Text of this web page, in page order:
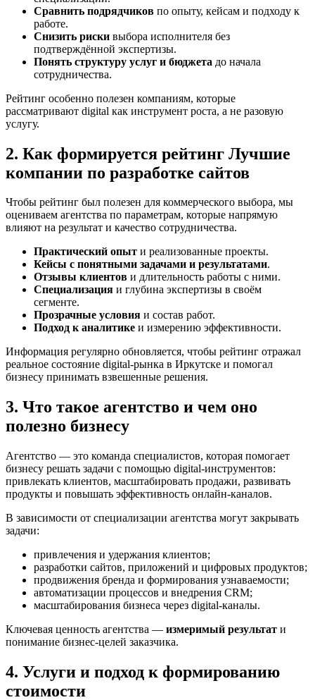
Сравнить подрядчиков по опыту, кейсам и подходу к
работе.
Снизить риски выбора исполнителя без
подтверждённой экспертизы.
Понять структуру услуг и бюджета до начала
сотрудничества.
Рейтинг особенно полезен компаниям, которые
рассматривают digital как инструмент роста, а не разовую
услугу.
2. Как формируется рейтинг Лучшие
компании по разработке сайтов
Чтобы рейтинг был полезен для коммерческого выбора, мы
оцениваем агентства по параметрам, которые напрямую
влияют на результат и качество сотрудничества.
Практический опыт и реализованные проекты.
Кейсы с понятными задачами и результатами.
Отзывы клиентов и длительность работы с ними.
Специализация и глубина экспертизы в своём
сегменте.
Прозрачные условия и состав работ.
Подход к аналитике и измерению эффективности.
Информация регулярно обновляется, чтобы рейтинг отражал
реальное состояние digital-рынка в Иркутске и помогал
бизнесу принимать взвешенные решения.
3. Что такое агентство и чем оно
полезно бизнесу
Агентство — это команда специалистов, которая помогает
бизнесу решать задачи с помощью digital-инструментов:
привлекать клиентов, масштабировать продажи, развивать
продукты и повышать эффективность онлайн-каналов.
В зависимости от специализации агентства могут закрывать
задачи:
привлечения и удержания клиентов;
разработки сайтов, приложений и цифровых продуктов;
продвижения бренда и формирования узнаваемости;
автоматизации процессов и внедрения CRM;
масштабирования бизнеса через digital-каналы.
Ключевая ценность агентства — измеримый результат и
понимание бизнес-целей заказчика.
4. Услуги и подход к формированию
стоимости